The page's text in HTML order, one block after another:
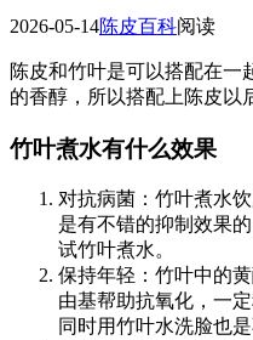
2026-05-14陈皮百科阅读
陈皮和竹叶是可以搭配在一
的香醇，所以搭配上陈皮以
竹叶煮水有什么效果
对抗病菌：竹叶煮水
是有不错的抑制效果
试竹叶煮水。
保持年轻：竹叶中的
由基帮助抗氧化，一
同时用竹叶水洗脸也是